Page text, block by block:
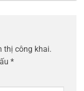
thị công khai.
*